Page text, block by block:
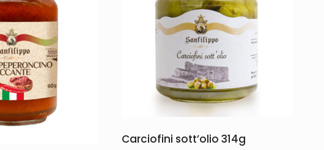
Carciofini sott’olio 314g